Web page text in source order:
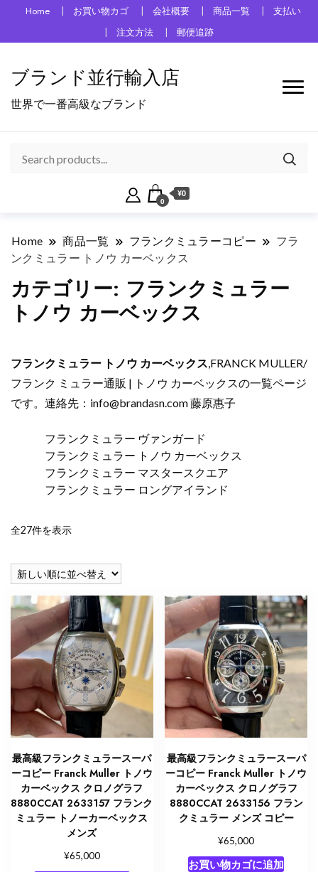
Home お買い物カゴ 会社概要 商品一覧
支払い
注文方法
郵便追跡
ブランド並行輸入店
世界で一番高級なブランド
0
¥0
Home 商品一覧 フランクミュラーコピー
フラ
ンクミュラー トノウ カーベックス
カテゴリー: フランクミュラー
トノウ カーベックス
フランクミュラー トノウ カーベックス,FRANCK MULLER/
フランク ミュラー通販 | トノウ カーベックスの一覧ページ
です。連絡先： info@brandasn.com藤原惠子
フランクミュラー ヴァンガード
フランクミュラー トノウ カーベックス
フランクミュラー マスタースクエア
フランクミュラー ロングアイランド
全27件を表示新
い
順
最高級フランクミュラースーパ
ーコピー Franck Muller トノウ
カーベックス クロノグラフ
8880CCAT 2633157 フランク
ミュラー トノーカーベックス
メンズ
¥65,000
最高級フランクミュラースーパ
ーコピー Franck Muller トノウ
カーベックス クロノグラフ
8880CCAT 2633156 フラン
クミュラー メンズ コピー
¥65,000
お買い物カゴに追加